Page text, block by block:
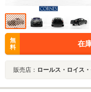
無
料
在
販売店： ロールス・ロイス